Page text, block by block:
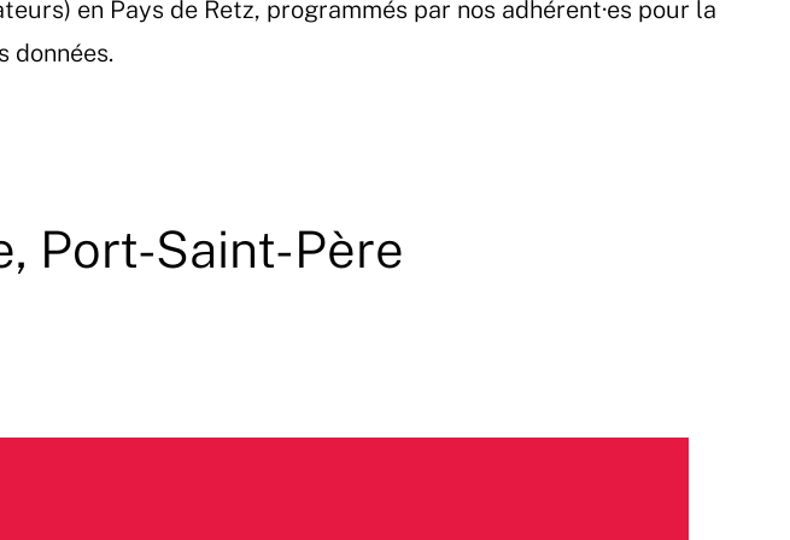
en Pays de Retz, programmés par nos adhérent·es pour la
données.
Port-Saint-Père